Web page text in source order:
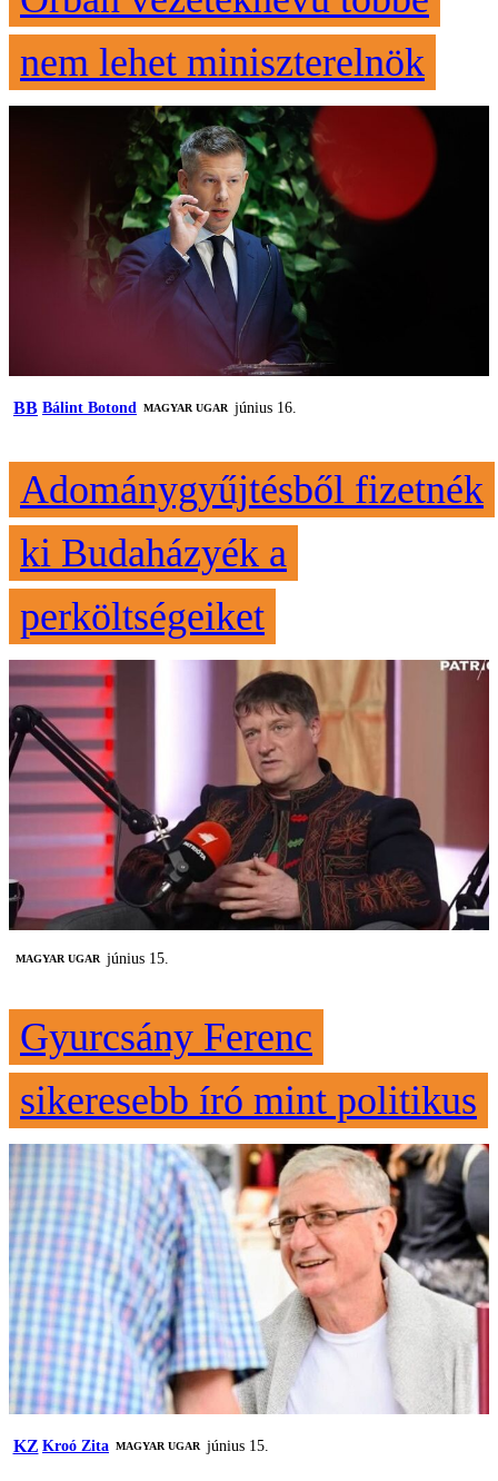
nem lehet miniszterelnök
BB Bálint Botond MAGYAR UGAR június 16.
Adománygyűjtésből fizetnék
ki Budaházyék a
perköltségeiket
MAGYAR UGAR június 15.
Gyurcsány Ferenc
sikeresebb író mint politikus
KZ Kroó Zita MAGYAR UGAR június 15.